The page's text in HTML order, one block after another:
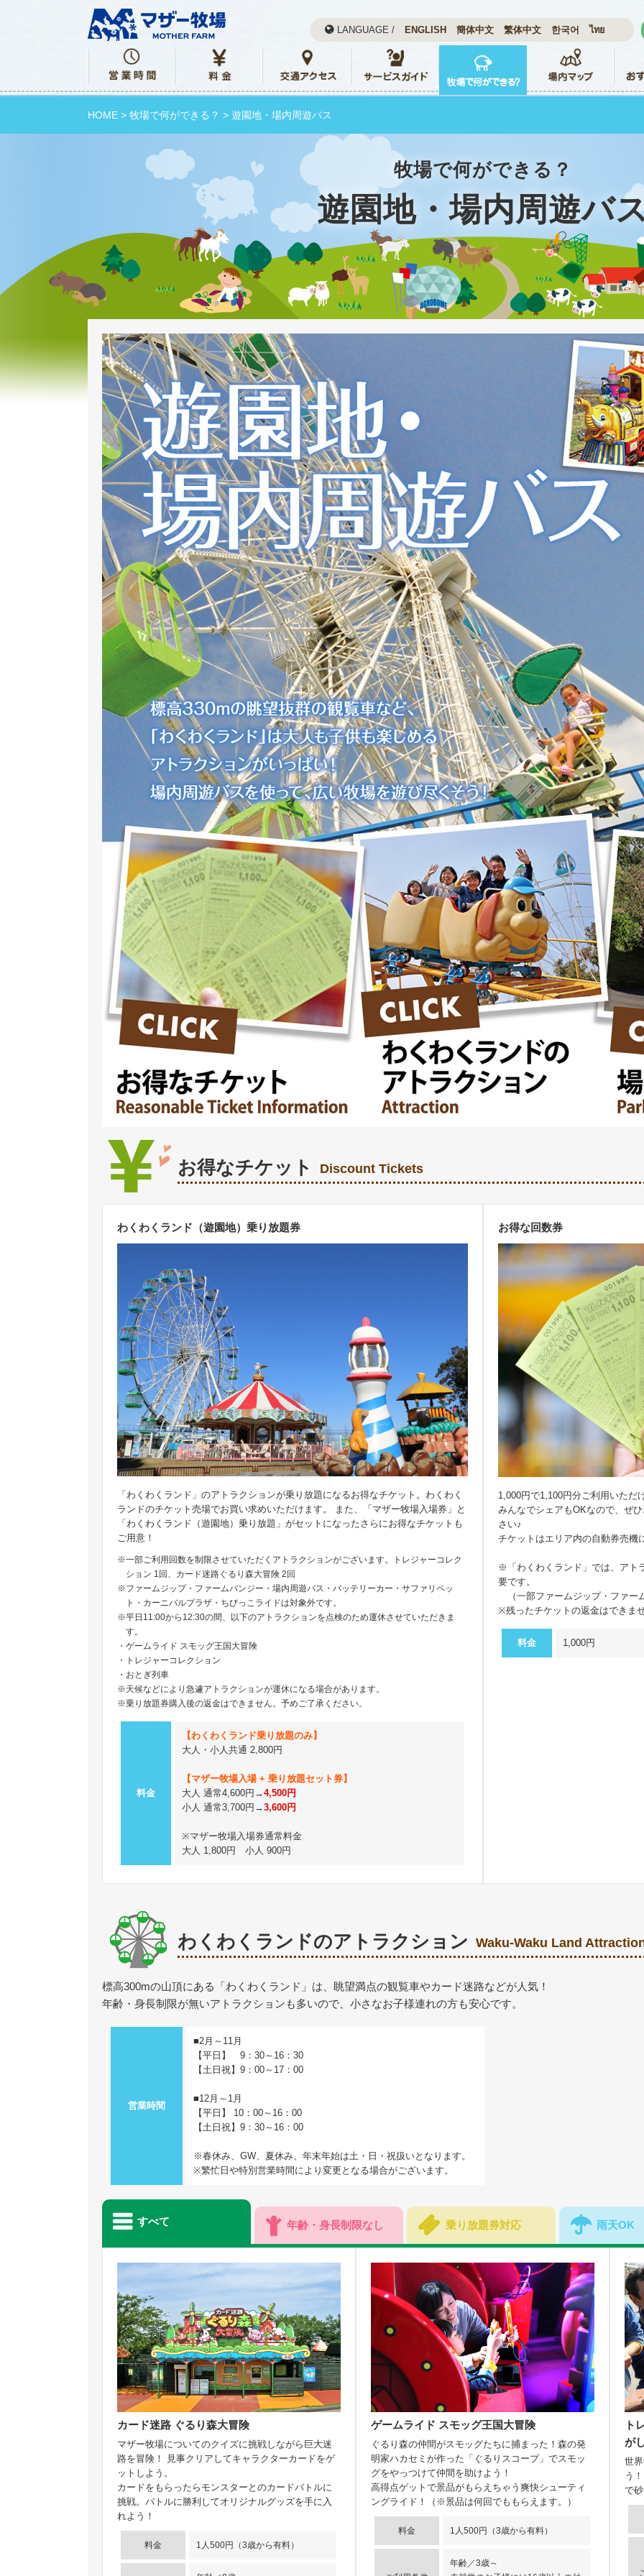
LANGUAGE / ENGLISH 簡体中文 繁体中文 한국어 ไทย
HOME > 牧場で何ができる？ > 遊園地・場内周遊バス
牧場で何ができる？
遊園地・場内周遊バ
お得なチケット Discount Tickets
わくわくランド（遊園地）乗り放題券
「わくわくランド」のアトラクションが乗り放題になるお得なチケット。わくわく
ランドのチケット売場でお買い求めいただけます。 また、「マザー牧場入場券」と
「わくわくランド（遊園地）乗り放題」がセットになったさらにお得なチケットも
ご用意！
※一部ご利用回数を制限させていただくアトラクションがございます。トレジャーコレク
ション 1回、カード迷路ぐるり森大冒険 2回
※ファームジップ・ファームバンジー・場内周遊バス・バッテリーカー・サファリペッ
ト・カーニバルプラザ・ちびっこライドは対象外です。
※平日11:00から12:30の間、以下のアトラクションを点検のため運休させていただきま
す。
・ゲームライド スモッグ王国大冒険
・トレジャーコレクション
・おとぎ列車
※天候などにより急遽アトラクションが運休になる場合があります。
※乗り放題券購入後の返金はできません。予めご了承ください。
料金
【わくわくランド乗り放題のみ】
大人・小人共通 2,800円
【マザー牧場入場 + 乗り放題セット券】
大人 通常4,600円→4,500円
小人 通常3,700円→3,600円
※マザー牧場入場券通常料金
大人 1,800円 小人 900円
お得な回数券
1,000円で1,100円分ご利用いただ
みんなでシェアもOKなので、ぜ
さい♪
チケットはエリア内の自動券売機
※「わくわくランド」では、アト
要です。
（一部ファームジップ・ファー
※残ったチケットの返金はできま
料金 1,000円
わくわくランドのアトラクション Waku-Waku Land
標高300mの山頂にある「わくわくランド」は、眺望満点の観覧車やカード迷路などが人気！
年齢・身長制限が無いアトラクションも多いので、小さなお子様連れの方も安心です。
営業時間
■2月～11月
【平日】 9：30～16：30
【土日祝】9：00～17：00
■12月～1月
【平日】 10：00～16：00
【土日祝】9：30～16：00
※春休み、GW、夏休み、年末年始は土・日・祝扱いとなります。
※繁忙日や特別営業時間により変更となる場合がございます。
すべて 年齢・身長制限なし 乗り放題券対応 雨天OK
カード迷路 ぐるり森大冒険
マザー牧場についてのクイズに挑戦しながら巨大迷
路を冒険！ 見事クリアしてキャラクターカードをゲ
ットしよう。
カードをもらったらモンスターとのカードバトルに
挑戦。バトルに勝利してオリジナルグッズを手に入
れよう！
料金 1人500円（3歳から有料）
ゲームライド スモッグ王国大冒険
ぐるり森の仲間がスモッグたちに捕まった！森の発
明家ハカセミが作った「ぐるりスコープ」でスモッ
グをやっつけて仲間を助けよう！
高得点ゲットで景品がもらえちゃう爽快シューティ
ングライド！（※景品は何回でももらえます。）
料金 1人500円（3歳から有料）
年齢／3歳～
ト
が
世
う
で